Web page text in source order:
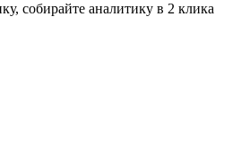
собирайте аналитику в 2 клика